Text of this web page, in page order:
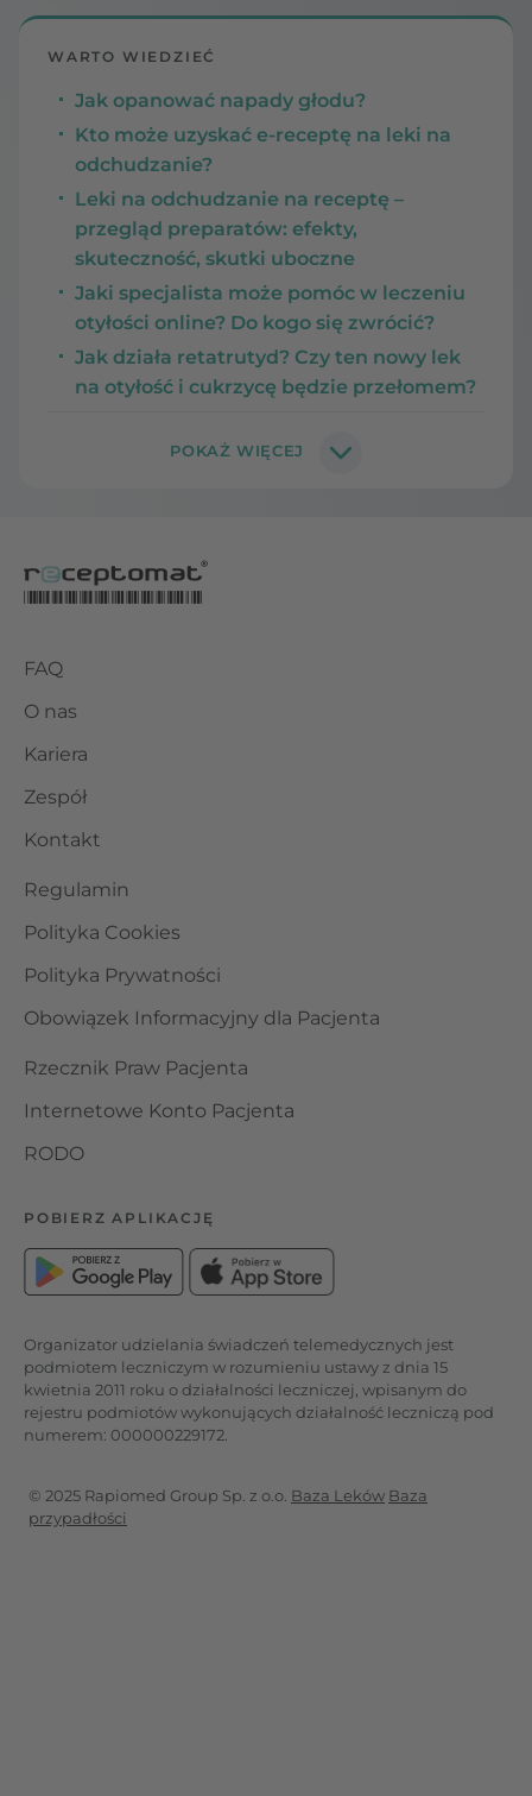
WARTO WIEDZIEĆ
Jak opanować napady głodu?
Kto może uzyskać e-receptę na leki na
odchudzanie?
Leki na odchudzanie na receptę –
przegląd preparatów: efekty,
skuteczność, skutki uboczne
Jaki specjalista może pomóc w leczeniu
otyłości online? Do kogo się zwrócić?
Jak działa retatrutyd? Czy ten nowy lek
na otyłość i cukrzycę będzie przełomem?
FAQ
O nas
Kariera
Zespół
Kontakt
Regulamin
Polityka Cookies
Polityka Prywatności
Obowiązek Informacyjny dla Pacjenta
Rzecznik Praw Pacjenta
Internetowe Konto Pacjenta
RODO
POBIERZ APLIKACJĘ
Organizator udzielania świadczeń telemedycznych jest
podmiotem leczniczym w rozumieniu ustawy z dnia 15
kwietnia 2011 roku o działalności leczniczej, wpisanym do
rejestru podmiotów wykonujących działalność leczniczą pod
numerem: 000000229172.
© 2025 Rapiomed Group Sp. z o.o. Baza Leków Baza
przypadłości